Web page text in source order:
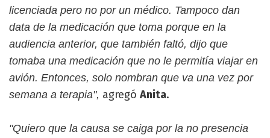
licenciada pero no por un médico. Tampoco dan
data de la medicación que toma porque en la
audiencia anterior, que también faltó, dijo que
tomaba una medicación que no le permitía viajar en
avión. Entonces, solo nombran que va una vez por
semana a terapia", agregó Anita.
"Quiero que la causa se caiga por la no presencia